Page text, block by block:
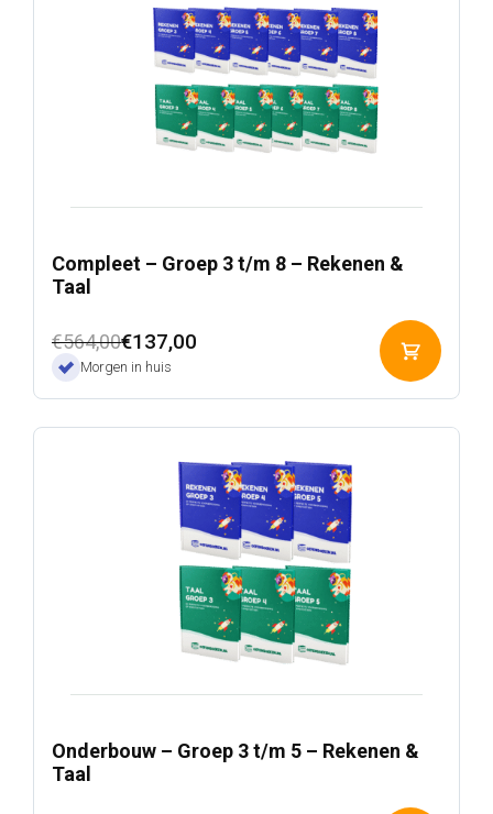
Compleet – Groep 3 t/m 8 – Rekenen &
Taal
€564,00
Oorspronkelijke
prijs
€564,00.
€137,00
Huidige
prijs
€137,00.
Morgen in huis
aan
Onderbouw – Groep 3 t/m 5 – Rekenen &
Taal